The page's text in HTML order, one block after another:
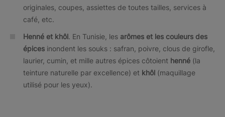
originales, coupes, assiettes de toutes tailles, services à
café, etc.
Henné et khôl. En Tunisie, les arômes et les couleurs des
épices inondent les souks : safran, poivre, clous de girofle,
laurier, cumin, et mille autres épices côtoient henné (la
teinture naturelle par excellence) et khôl (maquillage
utilisé pour les yeux).